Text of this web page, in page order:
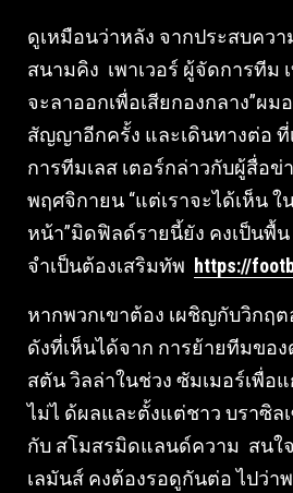
ดูเหมือนว่าหลัง จากประสบควา
สนามคิง เพาเวอร์ ผู้จัดการทีม
จะลาออกเพื่อเสียกองกลาง”ผม
สัญญาอีกครั้ง และเดินทางต่อ ที่
การทีมเลส เตอร์กล่าวกับผู้สื่อข่
พฤศจิกายน “แต่เราจะได้เห็น ใ
หน้า”มิดฟิลด์รายนี้ยัง คงเป็นพื้
จําเป็นต้องเสริมทัพ https://
หากพวกเขาต้อง เผชิญกับวิกฤ
ดังที่เห็นได้จาก การย้ายทีมขอ
สตัน วิลล่าในช่วง ซัมเมอร์เพื่อ
ไม่ไ ด้ผลและตั้งแต่ชาว บราซิ
กับ สโมสรมิดแลนด์ความ สนใ
เลมันส์ คงต้องรอดูกันต่อ ไปว่า